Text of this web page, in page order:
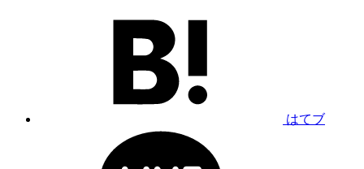
はてブ